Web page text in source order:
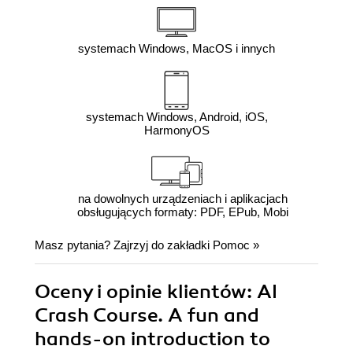
systemach Windows, MacOS i innych
systemach Windows, Android, iOS,
HarmonyOS
na dowolnych urządzeniach i aplikacjach
obsługujących formaty: PDF, EPub, Mobi
Masz pytania? Zajrzyj do zakładki Pomoc »
Oceny i opinie klientów: AI
Crash Course. A fun and
hands-on introduction to